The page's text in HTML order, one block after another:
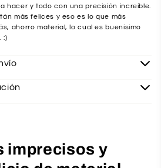
hacer y todo con una precisión increíble.
más felices y eso es lo que más
ahorro material, lo cual es buenísimo
:)
imprecisos y